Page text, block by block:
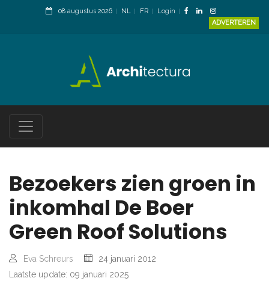
08 augustus 2026 NL FR
Login
ADVERTEREN
Bezoekers zien groen in
inkomhal De Boer
Green Roof Solutions
Eva Schreurs
24 januari 2012
Laatste update: 09 januari 2025